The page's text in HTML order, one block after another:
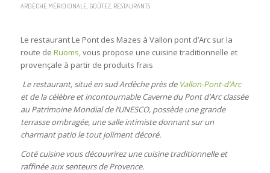
ARDÈCHE MÉRIDIONALE, GOÛTEZ, RESTAURANTS
Le restaurant Le Pont des Mazes à Vallon pont d’Arc sur la
route de Ruoms, vous propose une cuisine traditionnelle et
provençale à partir de produits frais
Le restaurant, situé en sud Ardèche près de Vallon-Pont-d’Arc
et de la célèbre et incontournable Caverne du Pont d’Arc classée
au Patrimoine Mondial de l’UNESCO, possède une grande
terrasse ombragée, une salle intimiste donnant sur un
charmant patio le tout joliment décoré.
Coté cuisine vous découvrirez une cuisine traditionnelle et
raffinée aux senteurs de Provence.